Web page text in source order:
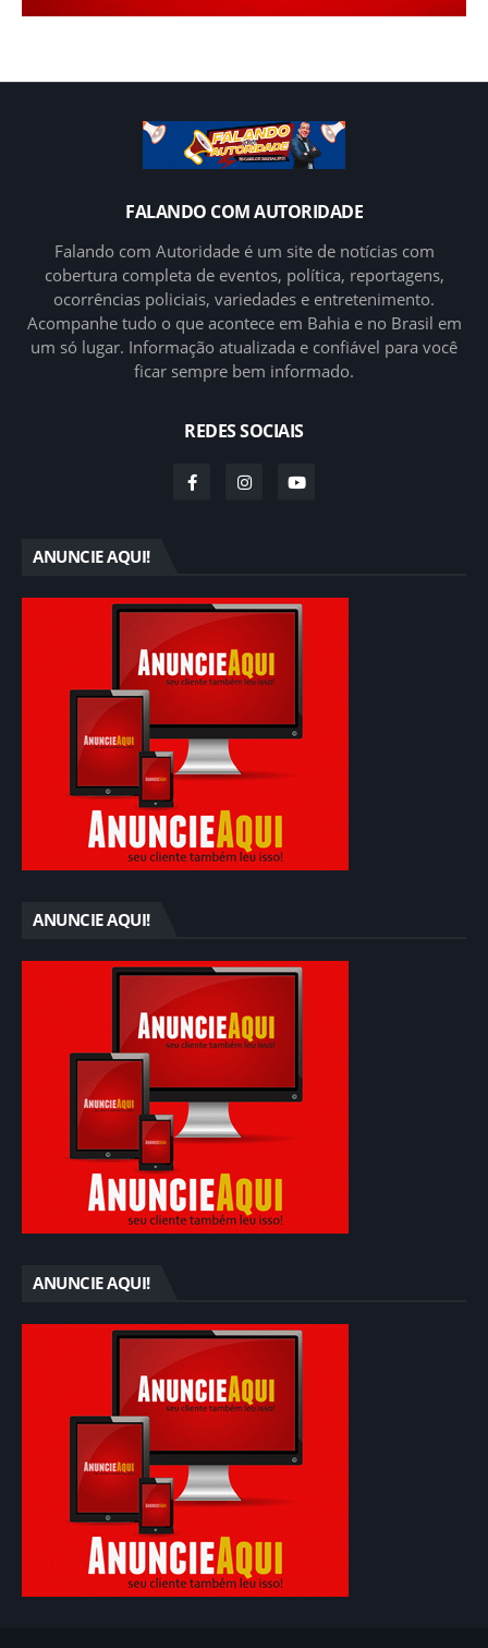
FALANDO COM AUTORIDADE
Falando com Autoridade é um site de notícias com
cobertura completa de eventos, política, reportagens,
ocorrências policiais, variedades e entretenimento.
Acompanhe tudo o que acontece em Bahia e no Brasil em
um só lugar. Informação atualizada e confiável para você
ficar sempre bem informado.
REDES SOCIAIS
ANUNCIE AQUI!
ANUNCIE AQUI!
ANUNCIE AQUI!